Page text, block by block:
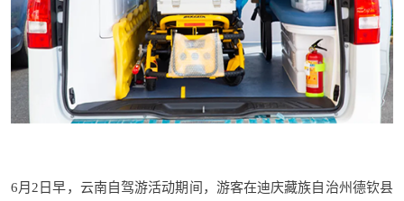
6月2日早，云南自驾游活动期间，游客在迪庆藏族自治州德钦县